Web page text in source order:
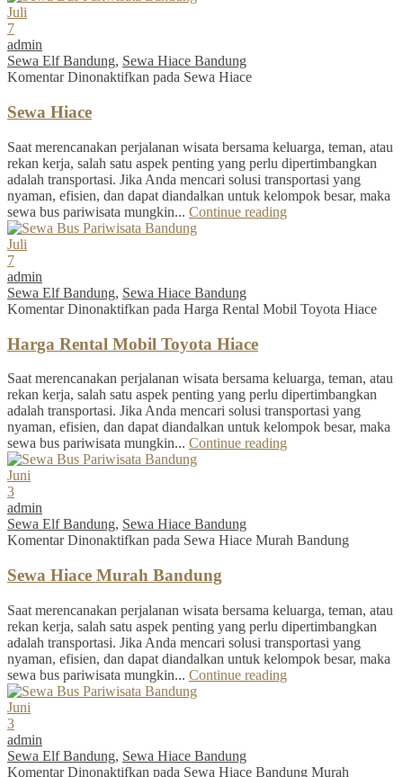
Juli
7
admin
Sewa Elf Bandung, Sewa Hiace Bandung
Komentar Dinonaktifkan pada Sewa Hiace
Sewa Hiace
Saat merencanakan perjalanan wisata bersama keluarga, teman, atau
rekan kerja, salah satu aspek penting yang perlu dipertimbangkan
adalah transportasi. Jika Anda mencari solusi transportasi yang
nyaman, efisien, dan dapat diandalkan untuk kelompok besar, maka
sewa bus pariwisata mungkin... Continue reading
Juli
7
admin
Sewa Elf Bandung, Sewa Hiace Bandung
Komentar Dinonaktifkan pada Harga Rental Mobil Toyota Hiace
Harga Rental Mobil Toyota Hiace
Saat merencanakan perjalanan wisata bersama keluarga, teman, atau
rekan kerja, salah satu aspek penting yang perlu dipertimbangkan
adalah transportasi. Jika Anda mencari solusi transportasi yang
nyaman, efisien, dan dapat diandalkan untuk kelompok besar, maka
sewa bus pariwisata mungkin... Continue reading
Juni
3
admin
Sewa Elf Bandung, Sewa Hiace Bandung
Komentar Dinonaktifkan pada Sewa Hiace Murah Bandung
Sewa Hiace Murah Bandung
Saat merencanakan perjalanan wisata bersama keluarga, teman, atau
rekan kerja, salah satu aspek penting yang perlu dipertimbangkan
adalah transportasi. Jika Anda mencari solusi transportasi yang
nyaman, efisien, dan dapat diandalkan untuk kelompok besar, maka
sewa bus pariwisata mungkin... Continue reading
Juni
3
admin
Sewa Elf Bandung, Sewa Hiace Bandung
Komentar Dinonaktifkan pada Sewa Hiace Bandung Murah